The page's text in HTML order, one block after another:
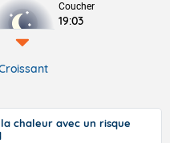
Coucher
19:03
chaleur avec un risque